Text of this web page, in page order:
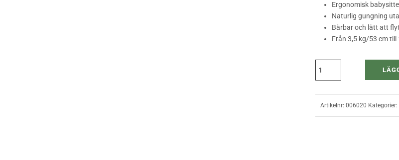
Ergonomisk
Naturlig gungning
Bärbar och lätt att
Från 3,5 kg/53 cm
Artikelnr: 006020 Kategorier: